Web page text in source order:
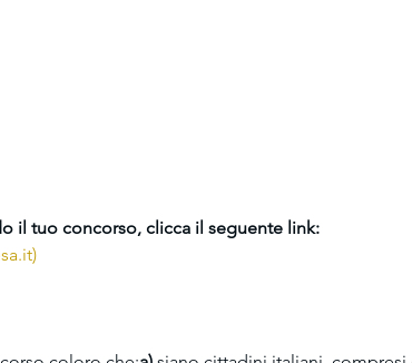
il tuo concorso, clicca il seguente link:
)